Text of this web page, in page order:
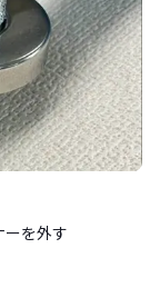
ーを外す